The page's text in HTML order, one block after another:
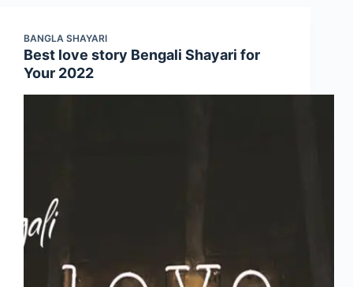
BANGLA SHAYARI
Best love story Bengali Shayari for
Your 2022